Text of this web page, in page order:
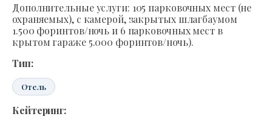
Дополнительные услуги: 105 парковочных мест (не
охраняемых), с камерой, закрытых шлагбаумом
1.500 форинтов/ночь и 6 парковочных мест в
крытом гараже 5.000 форинтов/ночь).
Тип:
Отель
Кейтеринг: